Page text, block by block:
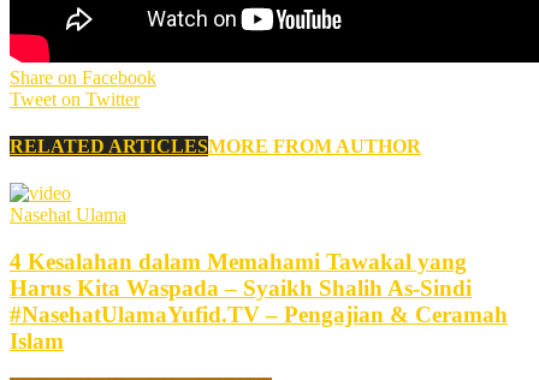
Share on Facebook
Tweet on Twitter
RELATED ARTICLESMORE FROM AUTHOR
Nasehat Ulama
4 Kesalahan dalam Memahami Tawakal yang
Harus Kita Waspada – Syaikh Shalih As-Sindi
#NasehatUlamaYufid.TV – Pengajian & Ceramah
Islam